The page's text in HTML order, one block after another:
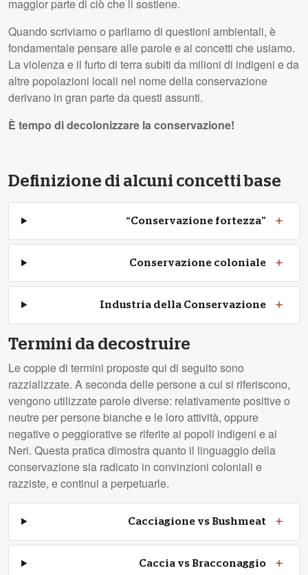
maggior parte di ciò che li sostiene.
Quando scriviamo o parliamo di questioni ambientali, è
fondamentale pensare alle parole e ai concetti che usiamo.
La violenza e il furto di terra subiti da milioni di indigeni e da
altre popolazioni locali nel nome della conservazione
derivano in gran parte da questi assunti.
È tempo di decolonizzare la conservazione!
Definizione di alcuni concetti base
“Conservazione fortezza”
Conservazione coloniale
Industria della Conservazione
Termini da decostruire
Le coppie di termini proposte qui di seguito sono
razzializzate. A seconda delle persone a cui si riferiscono,
vengono utilizzate parole diverse: relativamente positive o
neutre per persone bianche e le loro attività, oppure
negative o peggiorative se riferite ai popoli indigeni e ai
Neri. Questa pratica dimostra quanto il linguaggio della
conservazione sia radicato in convinzioni coloniali e
razziste, e continui a perpetuarle.
Cacciagione vs Bushmeat
Caccia vs Bracconaggio